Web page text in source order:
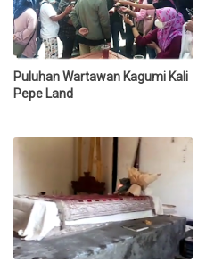
Puluhan Wartawan Kagumi Kali
Pepe Land